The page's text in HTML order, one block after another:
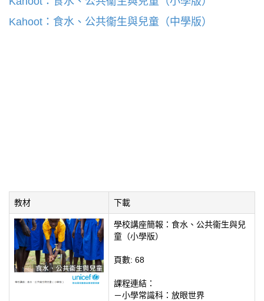
Kahoot：食水、公共衞生與兒童（中學版）
教材 下載
學校講座簡報：食水、公共衞生與兒
童（小學版）
頁數: 68
課程連結：
－小學常識科：放眼世界